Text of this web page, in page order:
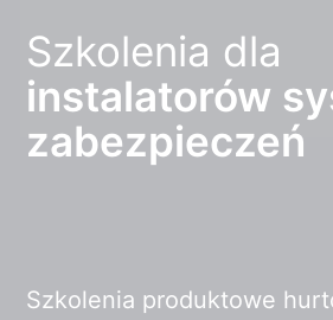
Szkolenia dla
instalatorów
zabezpieczeń
Szkolenia produktowe